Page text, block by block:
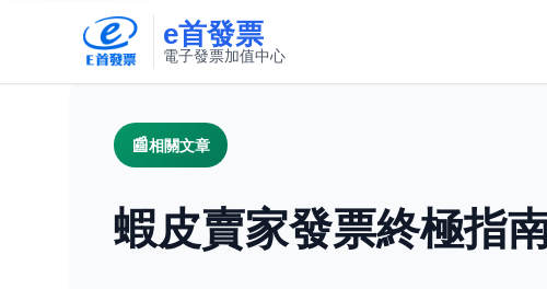
e首發票
電子發票加值中心
相關文章
蝦皮賣家發票終極指